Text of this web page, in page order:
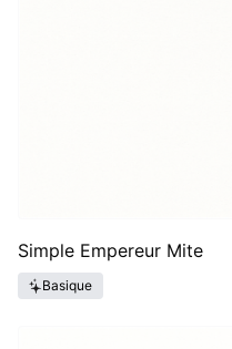
Simple Empereur Mite
Basique